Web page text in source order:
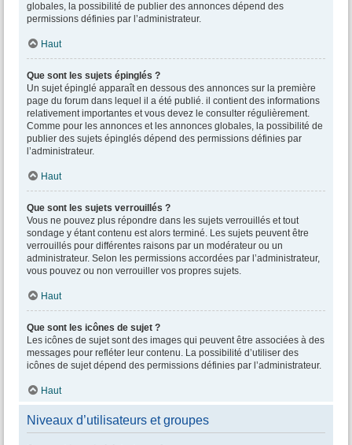
globales, la possibilité de publier des annonces dépend des
permissions définies par l’administrateur.
Haut
Que sont les sujets épinglés ?
Un sujet épinglé apparaît en dessous des annonces sur la première
page du forum dans lequel il a été publié. il contient des informations
relativement importantes et vous devez le consulter régulièrement.
Comme pour les annonces et les annonces globales, la possibilité de
publier des sujets épinglés dépend des permissions définies par
l’administrateur.
Haut
Que sont les sujets verrouillés ?
Vous ne pouvez plus répondre dans les sujets verrouillés et tout
sondage y étant contenu est alors terminé. Les sujets peuvent être
verrouillés pour différentes raisons par un modérateur ou un
administrateur. Selon les permissions accordées par l’administrateur,
vous pouvez ou non verrouiller vos propres sujets.
Haut
Que sont les icônes de sujet ?
Les icônes de sujet sont des images qui peuvent être associées à des
messages pour refléter leur contenu. La possibilité d’utiliser des
icônes de sujet dépend des permissions définies par l’administrateur.
Haut
Niveaux d’utilisateurs et groupes